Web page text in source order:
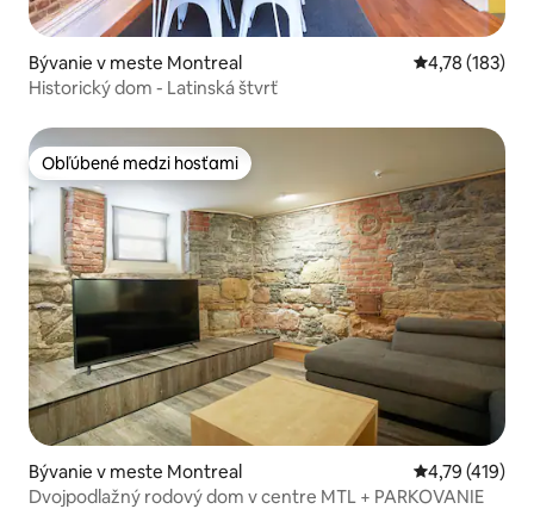
Bývanie v meste Montreal Priemerné
4,78 (183)
Historický dom - Latinská štvrť
Obľúbené medzi hosťami
Obľúbené medzi hosťami
Bývanie v meste Montreal Priemerné
4,79 (419)
Dvojpodlažný rodový dom v centre MTL + PARKOVANIE